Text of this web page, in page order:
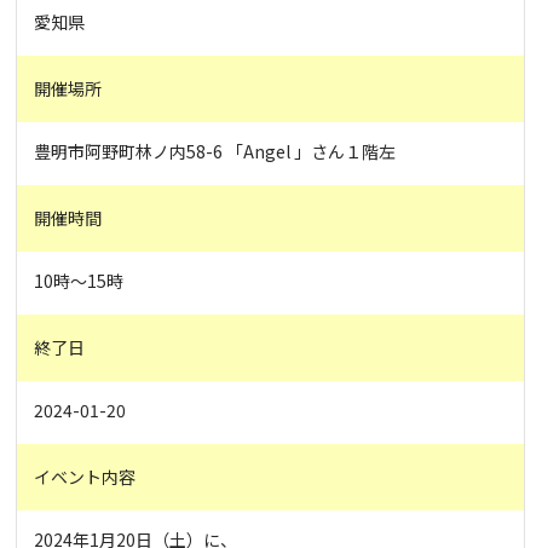
愛知県
開催場所
豊明市阿野町林ノ内58-6 「Angel 」さん１階左
開催時間
10時～15時
終了日
2024-01-20
イベント内容
2024年1月20日（土）に、